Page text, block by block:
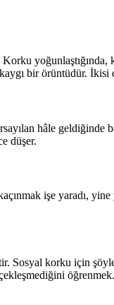
yoğunlaştığında,
bir örüntüdür. İkisi
hâle
düşer.
işe yaradı,
korku için
öğrenmek.